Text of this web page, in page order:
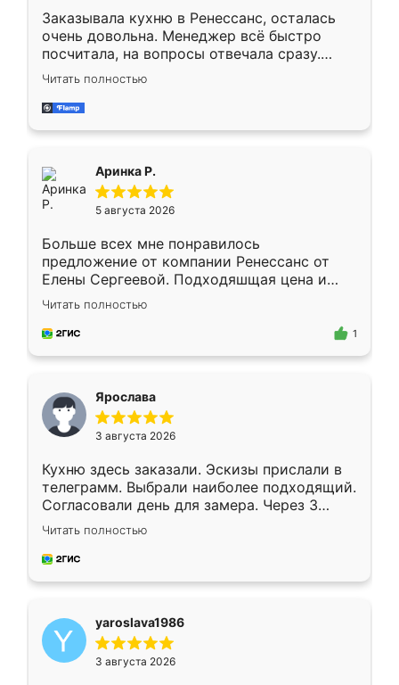
Заказывала кухню в Ренессанс, осталась
очень довольна. Менеджер всё быстро
посчитала, на вопросы отвечала сразу.
Замерщик приехал в субботу, подошёл к
делу со всей ответственностью. Собрали
за день, ребята работали аккуратно, даже
Читать полностью
Аринка Р.
5 августа 2026
Больше всех мне понравилось
предложение от компании Ренессанс от
Елены Сергеевой. Подходяшщая цена и
короткие сроки изготовления. Приехавший
для замера сотрудник Владислав
предложил по моему эскизу самый
Читать полностью
1
Ярослава
3 августа 2026
Кухню здесь заказали. Эскизы прислали в
телеграмм. Выбрали наиболее подходящий.
Согласовали день для замера. Через 3
недели кухня была уже готова. Остались
довольны работой. Спасибо Ренессанс
мебель за качественную работу!
Читать полностью
yaroslava1986
3 августа 2026